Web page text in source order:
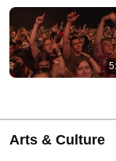
Arts & Culture